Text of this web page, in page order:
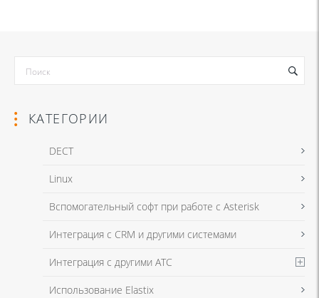
КАТЕГОРИИ
DECT
Linux
Вспомогательный софт при работе с Asterisk
Интеграция с CRM и другими системами
Интеграция с другими АТС
Использование Elastix